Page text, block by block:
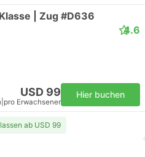
| Zug #D636
4.6
USD 99
pro Erwachsener
Hier buchen
ab USD 99